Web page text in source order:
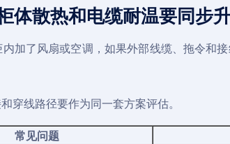
体散热和电缆耐温要同步
加了风扇或空调，如果外部线缆、拖令和
穿线路径要作为同一套方案评估。
常见问题